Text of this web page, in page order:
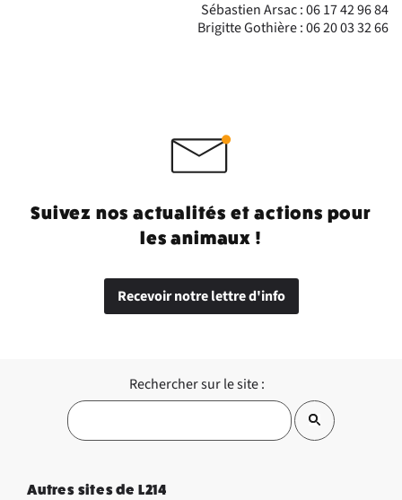
Sébastien Arsac : 06 17 42 96 84
Brigitte Gothière : 06 20 03 32 66
Suivez nos actualités et actions pour
les animaux !
Recevoir notre lettre d'info
Rechercher sur le site :
Autres sites de L214